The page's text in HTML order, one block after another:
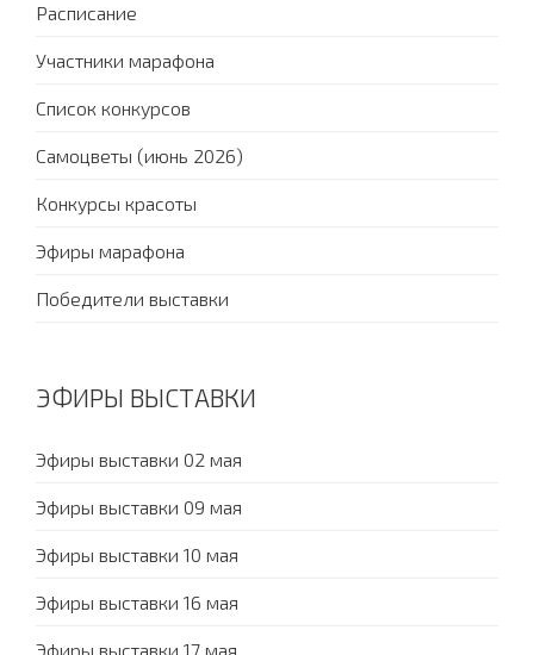
Расписание
Участники марафона
Список конкурсов
Самоцветы (июнь 2026)
Конкурсы красоты
Эфиры марафона
Победители выставки
ЭФИРЫ ВЫСТАВКИ
Эфиры выставки 02 мая
Эфиры выставки 09 мая
Эфиры выставки 10 мая
Эфиры выставки 16 мая
Эфиры выставки 17 мая